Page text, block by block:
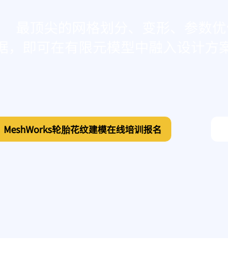
MeshWorks轮胎花纹建模在线培训报名